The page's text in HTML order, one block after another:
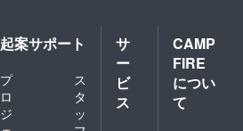
起案サポート
プ
ロ
ジ
ス
タ
ッ
サ
ー
ビ
ス
CAMP
FIRE
につい
て